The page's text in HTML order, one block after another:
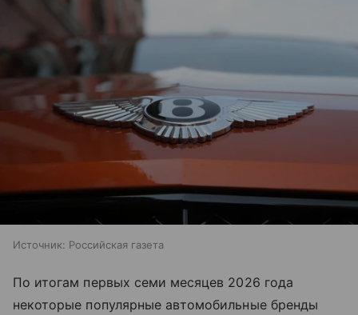
Источник: Российская газета
По итогам первых семи месяцев 2026 года
некоторые популярные автомобильные бренды